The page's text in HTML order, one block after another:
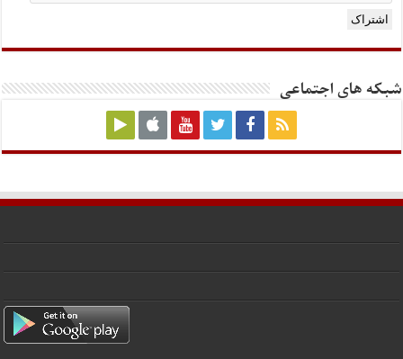
اشتراک
شبکه های اجتماعی